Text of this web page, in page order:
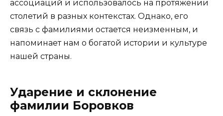
ассоциаций и использовалось на протяжении
столетий в разных контекстах. Однако, его
связь с фамилиями остается неизменным, и
напоминает нам о богатой истории и культуре
нашей страны.
Ударение и склонение
фамилии Боровков